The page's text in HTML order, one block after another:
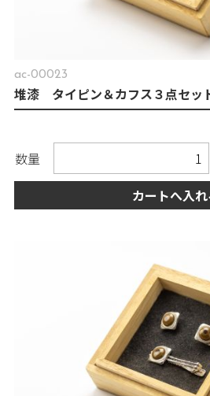
ac-00023
堆漆 タイピン＆カフス３点セッ
数量
カートへ入れ